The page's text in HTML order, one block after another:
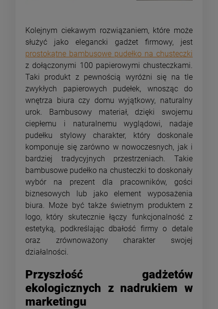
Kolejnym ciekawym rozwiązaniem, które może
służyć jako elegancki gadżet firmowy, jest
prostokątne bambusowe pudełko na chusteczki
z dołączonymi 100 papierowymi chusteczkami.
Taki produkt z pewnością wyróżni się na tle
zwykłych papierowych pudełek, wnosząc do
wnętrza biura czy domu wyjątkowy, naturalny
urok. Bambusowy materiał, dzięki swojemu
ciepłemu i naturalnemu wyglądowi, nadaje
pudełku stylowy charakter, który doskonale
komponuje się zarówno w nowoczesnych, jak i
bardziej tradycyjnych przestrzeniach. Takie
bambusowe pudełko na chusteczki to doskonały
wybór na prezent dla pracowników, gości
biznesowych lub jako element wyposażenia
biura. Może być także świetnym produktem z
logo, który skutecznie łączy funkcjonalność z
estetyką, podkreślając dbałość firmy o detale
oraz zrównoważony charakter swojej
działalności.
Przyszłość gadżetów
ekologicznych z nadrukiem w
marketingu